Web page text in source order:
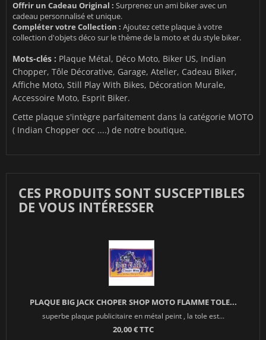
Offrir un Cadeau Original : Surprenez un ami biker avec un
cadeau personnalisé et unique.
Compléter votre Collection : Ajoutez cette plaque à votre
collection d'objets déco sur le thème de la moto et du style biker.
Mots-clés : Plaque Métal, Déco Moto, Biker US, Indian
Chopper, Tôle Décorative, Garage, Atelier, Cadeau Biker,
Affiche Moto, Still Play With Bikes, Décoration Murale,
Accessoire Moto, Esprit Biker.
Cette plaque s'intègre parfaitement dans la catégorie MOTO
( Indian Chopper occ ....) de notre boutique.
CES PRODUITS SONT SUSCEPTIBLES
DE VOUS INTÉRESSER
PLAQUE BIG JACK CHOPER SHOP MOTO FLAMME TOLE...
superbe plaque publicitaire en métal peint , la tole est...
20,00 € TTC